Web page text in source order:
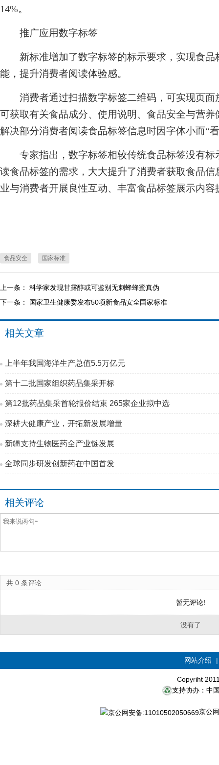
14%。
推广应用数字标签
新标准增加了数字标签的标示要求，实现食品
能，提升消费者阅读体验感。
消费者通过扫描数字标签二维码，可实现页面
可获取有关食品成分、使用说明、食品安全与营
解决部分消费者阅读食品标签信息时因字体小而“
专家指出，数字标签相较传统食品标签没有标
读食品标签的需求，大大提升了消费者获取食品
业与消费者开展良性互动、丰富食品标签展示内
食品安全 国家标准
上一条： 科学家发现甘露醇或可鉴别无刺蜂蜂蜜真伪
下一条： 国家卫生健康委发布50项新食品安全国家标准
相关文章
上半年我国海洋生产总值5.5万亿元
第十二批国家组织药品集采开标
第12批药品集采首轮报价结束 265家企业拟中选
深耕大健康产业，开拓新发展增量
新疆支持生物医药全产业链发展
全球同步研发创新药在中国首发
相关评论
共 0 条评论
暂无评论!
没有了
网站介绍
Copyriht
支持协办：中
京公